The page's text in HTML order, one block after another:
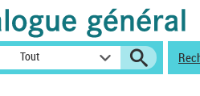
Tout